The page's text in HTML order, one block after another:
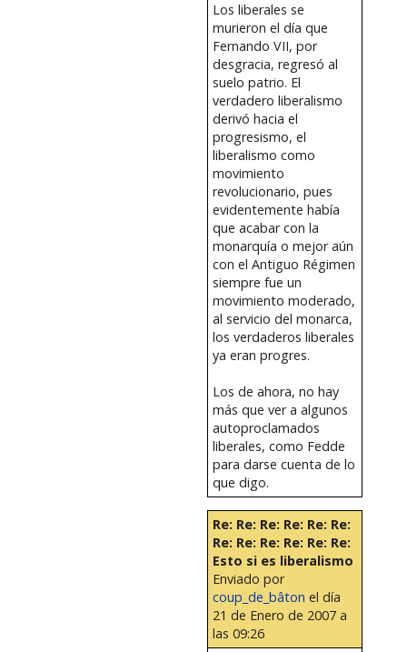
Los liberales se
murieron el día que
Fernando VII, por
desgracia, regresó al
suelo patrio. El
verdadero liberalismo
derivó hacia el
progresismo, el
liberalismo como
movimiento
revolucionario, pues
evidentemente había
que acabar con la
monarquía o mejor aún
con el Antiguo Régimen
siempre fue un
movimiento moderado,
al servicio del monarca,
los verdaderos liberales
ya eran progres.
Los de ahora, no hay
más que ver a algunos
autoproclamados
liberales, como Fedde
para darse cuenta de lo
que digo.
Re: Re: Re: Re: Re: Re:
Re: Re: Re: Re: Re: Re:
Esto si es liberalismo
Enviado por
coup_de_bâton el día
21 de Enero de 2007 a
las 09:26